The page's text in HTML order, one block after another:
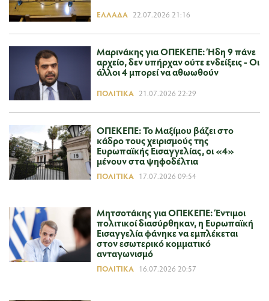
ΕΛΛΆΔΑ 22.07.2026 21:16
Μαρινάκης για ΟΠΕΚΕΠΕ: Ήδη 9 πάνε
αρχείο, δεν υπήρχαν ούτε ενδείξεις - Οι
άλλοι 4 μπορεί να αθωωθούν
ΠΟΛΙΤΙΚΆ 21.07.2026 22:29
ΟΠΕΚΕΠΕ: Το Μαξίμου βάζει στο
κάδρο τους χειρισμούς της
Ευρωπαϊκής Εισαγγελίας, οι «4»
μένουν στα ψηφοδέλτια
ΠΟΛΙΤΙΚΆ 17.07.2026 09:54
Μητσοτάκης για ΟΠΕΚΕΠΕ: Έντιμοι
πολιτικοί διασύρθηκαν, η Ευρωπαϊκή
Εισαγγελία φάνηκε να εμπλέκεται
στον εσωτερικό κομματικό
ανταγωνισμό
ΠΟΛΙΤΙΚΆ 16.07.2026 20:57